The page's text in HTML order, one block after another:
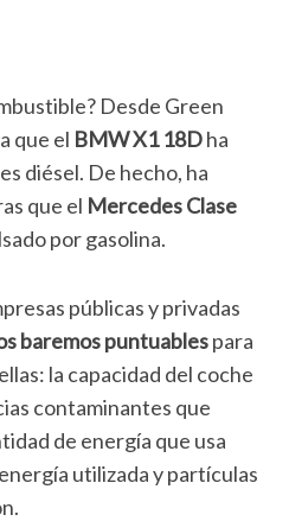
Desde Green
que el BMW X1 18Dha
diésel. De hecho, ha
que el Mercedes Clase
por gasolina.
públicas y privadas
baremos puntuablespara
la capacidad del coche
contaminantes que
de energía que usa
utilizada y partículas